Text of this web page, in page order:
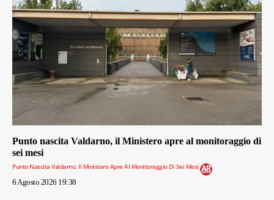
Punto nascita Valdarno, il Ministero apre al monitoraggio di
sei mesi
Punto Nascita Valdarno, Il Ministero Apre Al Monitoraggio Di Sei Mesi
6 Agosto 2026 19:38